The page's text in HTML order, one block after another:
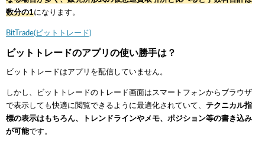
数分の1になります。
BitTrade(ビットトレード)
ビットトレードのアプリの使い勝手は？
ビットトレードはアプリを配信していません。
しかし、ビットトレードのトレード画面はスマートフォンからブラウザ
で表示しても快適に閲覧できるように最適化されていて、 テクニカル指
標の表示はもちろん、トレンドラインやメモ、ポジション等の書き込み
が可能です。